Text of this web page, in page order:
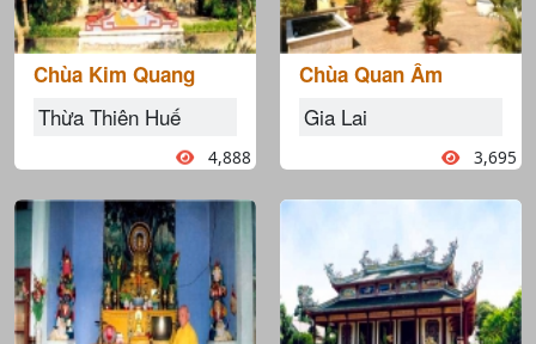
Chùa Kim Quang
Thừa Thiên Huế
4,888
Chùa Quan Âm
Gia Lai
3,695